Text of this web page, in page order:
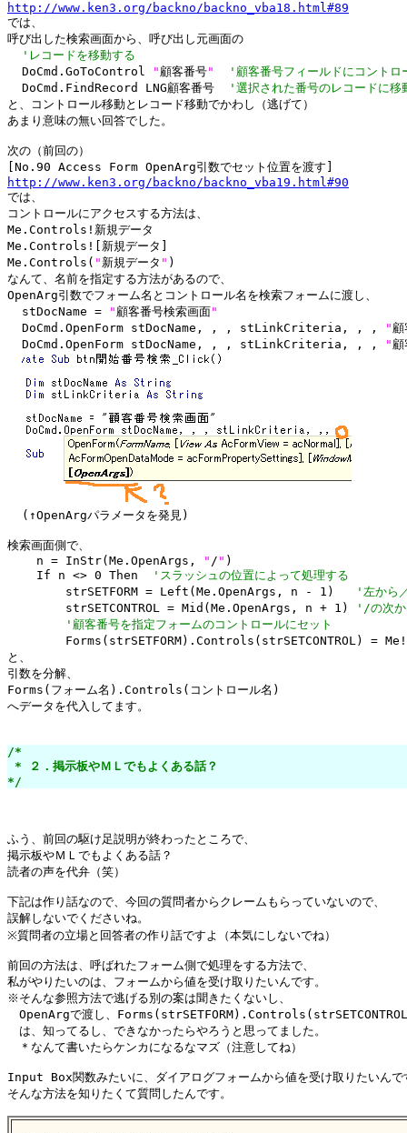
http://www.ken3.org/backno/backno_vba18.html#89
では、
呼び出した検索画面から、呼び出し元画面の
'レコードを移動する
  DoCmd.GoToControl
"顧客番号"
'顧客番号フィールドにコントロ
  DoCmd.FindRecord LNG顧客番号
'選択された番号のレコードに移
と、コントロール移動とレコード移動でかわし（逃げて）
あまり意味の無い回答でした。
次の（前回の）
http://www.ken3.org/backno/backno_vba19.html#90
では、
コントロールにアクセスする方法は、
Me.Controls!新規データ
Me.Controls![新規データ]
Me.Controls( " 新規データ " )
なんて、名前を指定する方法があるので、
OpenArg引数でフォーム名とコントロール名を検索フォームに渡し、
  stDocName =
"顧客番号検索画面"
  DoCmd.OpenForm stDocName, , , stLinkCriteria, , ,
"
  DoCmd.OpenForm stDocName, , , stLinkCriteria, , ,
"
  (↑OpenArgパラメータを発見)
検索画面側で、
    n = InStr(Me.OpenArgs,
" / " )
    If n <> 0 Then
'スラッシュの位置によって処理する
        strSETFORM = Left(Me.OpenArgs, n - 1)
'左から
        strSETCONTROL = Mid(Me.OpenArgs, n + 1)
'/の次か
'顧客番号を指定フォームのコントロールにセット
Forms(strSETFORM).Controls(strSETCONTROL) =
と、
引数を分解、
Forms(フォーム名).Controls(コントロール名)
へデータを代入してます。
/*
* ２．掲示板やＭＬでもよくある話？
*/
ふう、前回の駆け足説明が終わったところで、
掲示板やＭＬでもよくある話？
読者の声を代弁（笑）
下記は作り話なので、今回の質問者からクレームもらっていないので、
誤解しないでくださいね。
※質問者の立場と回答者の作り話ですよ（本気にしないでね）
前回の方法は、呼ばれたフォーム側で処理をする方法で、
私がやりたいのは、フォームから値を受け取りたいんです。
※そんな参照方法で逃げる別の案は聞きたくないし、
OpenArgで渡し、
は、知ってるし、できなかったらやろうと思ってました。
＊なんて書いたらケンカになるなマズ（注意してね）
Input Box関数みたいに、ダイアログフォームから値を受け取りたいんで
そんな方法を知りたくて質問したんです。